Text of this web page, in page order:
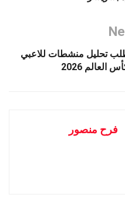
تحليل منشطات للاعبي
2026
فرح منصور